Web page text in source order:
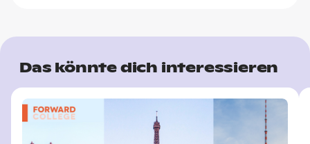
Das könnte dich interessieren